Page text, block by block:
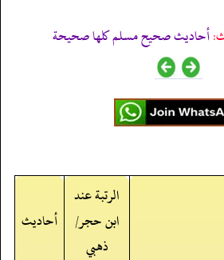
أحاديث صحيح مسلم كلها صحيحة
الرتبة عند
ابن حجر/
ذهبي
أحاديث